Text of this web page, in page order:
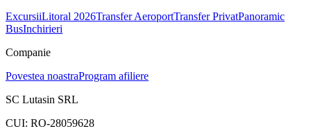
ExcursiiLitoral 2026Transfer AeroportTransfer PrivatPanoramic
BusInchirieri
Companie
Povestea noastraProgram afiliere
SC Lutasin SRL
CUI: RO-28059628